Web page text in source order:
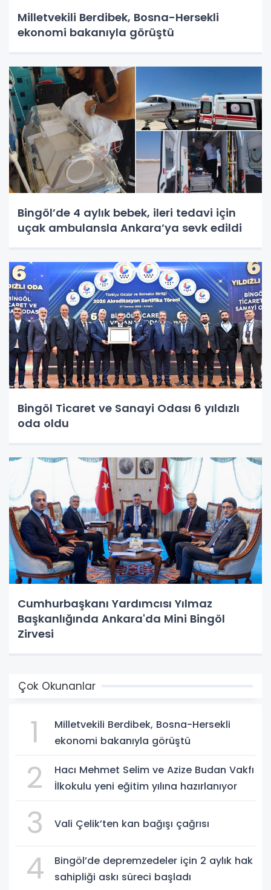
Milletvekili Berdibek, Bosna-Hersekli
ekonomi bakanıyla görüştü
Bingöl’de 4 aylık bebek, ileri tedavi için
uçak ambulansla Ankara’ya sevk edildi
Bingöl Ticaret ve Sanayi Odası 6 yıldızlı
oda oldu
Cumhurbaşkanı Yardımcısı Yılmaz
Başkanlığında Ankara'da Mini Bingöl
Zirvesi
Çok Okunanlar
1
Milletvekili Berdibek, Bosna-Hersekli
ekonomi bakanıyla görüştü
2
Hacı Mehmet Selim ve Azize Budan Vakfı
İlkokulu yeni eğitim yılına hazırlanıyor
3 Vali Çelik’ten kan bağışı çağrısı
4
Bingöl’de depremzedeler için 2 aylık hak
sahipliği askı süreci başladı